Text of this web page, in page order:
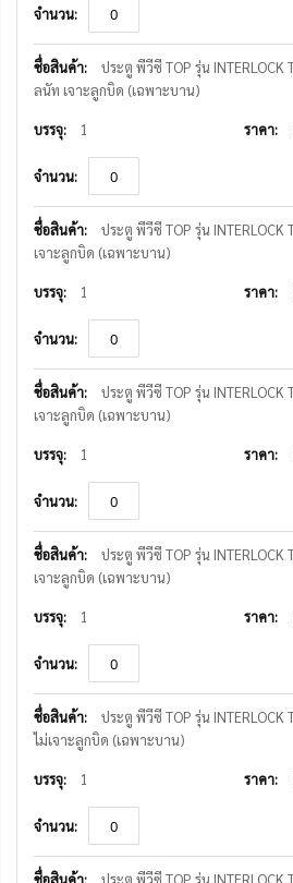
ประตู พีวีซี TOP รุ่น
ลนัท เจาะลูกบิด (เฉพาะบาน)
1
ประตู พีวีซี TOP รุ่น
เจาะลูกบิด (เฉพาะบาน)
1
ประตู พีวีซี TOP รุ่น INTERLOCK
เจาะลูกบิด (เฉพาะบาน)
1
ประตู พีวีซี TOP รุ่น
เจาะลูกบิด (เฉพาะบาน)
1
ประตู พีวีซี TOP รุ่น
ไม่เจาะลูกบิด (เฉพาะบาน)
1